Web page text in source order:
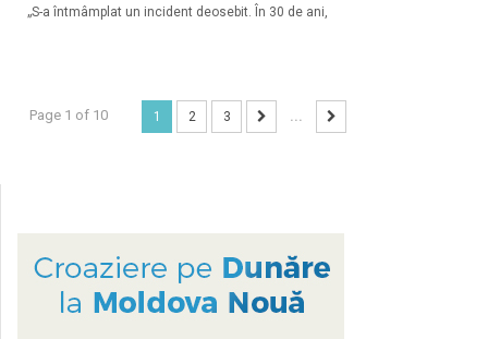
„S-a întmâmplat un incident deosebit. În 30 de ani,
Page 1 of 10 1 2 3 ...